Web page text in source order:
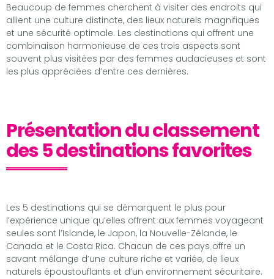
Beaucoup de femmes cherchent à visiter des endroits qui
allient une culture distincte, des lieux naturels magnifiques
et une sécurité optimale. Les destinations qui offrent une
combinaison harmonieuse de ces trois aspects sont
souvent plus visitées par des femmes audacieuses et sont
les plus appréciées d’entre ces dernières.
Présentation du classement
des 5 destinations favorites
Les 5 destinations qui se démarquent le plus pour
l’expérience unique qu’elles offrent aux femmes voyageant
seules sont l’Islande, le Japon, la Nouvelle-Zélande, le
Canada et le Costa Rica. Chacun de ces pays offre un
savant mélange d’une culture riche et variée, de lieux
naturels époustouflants et d’un environnement sécuritaire.